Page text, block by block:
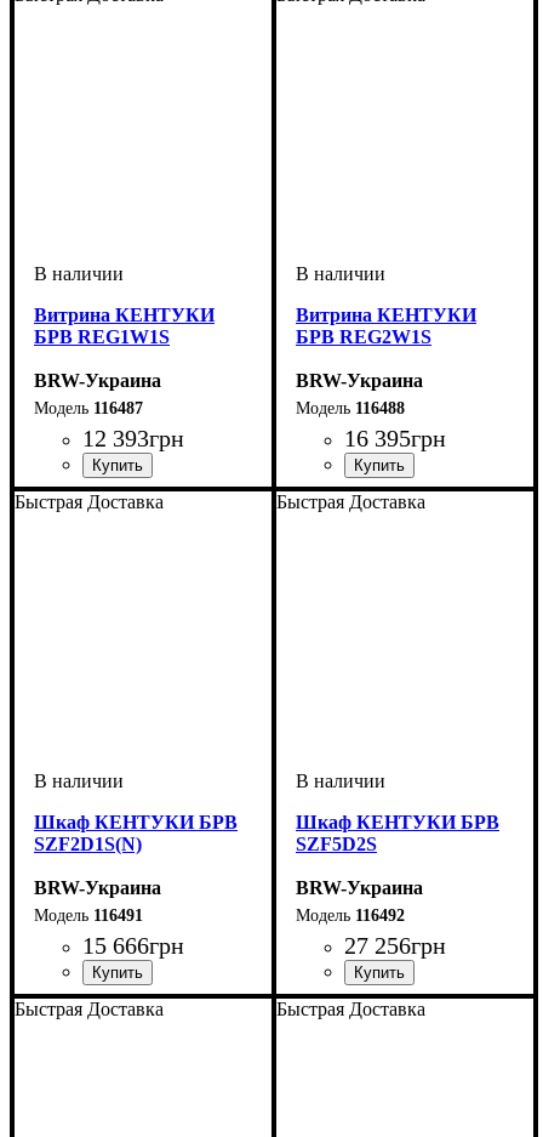
Витрина КЕНТУКИ
БРВ REG1W1S
BRW-Украина
116487
12 393грн
ширина, мм: 695
высота, мм: 2100
глубина, мм: 440
Витрина КЕНТУКИ
БРВ REG2W1S
BRW-Украина
116488
16 395грн
ширина, мм: 995
высота, мм: 2100
глубина, мм: 440
Быстрая Доставка
Шкаф КЕНТУКИ БРВ
SZF2D1S(N)
BRW-Украина
116491
15 666грн
ширина, мм: 995
высота, мм: 2100
глубина, мм: 610
Быстрая Доставка
Шкаф КЕНТУКИ БРВ
SZF5D2S
BRW-Украина
116492
27 256грн
ширина, мм: 1595
высота, мм: 2250
глубина, мм: 610
Быстрая Доставка Быстрая Доставка